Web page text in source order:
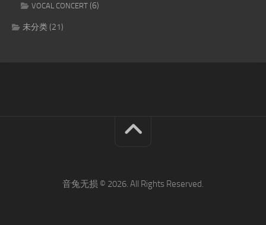
VOCAL CONCERT (6)
未分类(21)
音兔无损 © 2026. All Rights Reserved.